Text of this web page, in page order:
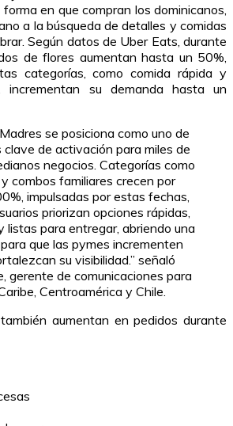
en que compran los dominicanos,
a la búsqueda de detalles y comidas
Según datos de Uber Eats, durante
de flores aumentan hasta un 50%,
categorías, como comida rápida y
incrementan su demanda hasta un
se posiciona como uno de
de activación para miles de
negocios. Categorías como
combos familiares crecen por
impulsadas por estas fechas,
priorizan opciones rápidas,
listas para entregar, abriendo una
que las pymes incrementen
su visibilidad.” señaló
gerente de comunicaciones para
Centroamérica y Chile.
aumentan en pedidos durante